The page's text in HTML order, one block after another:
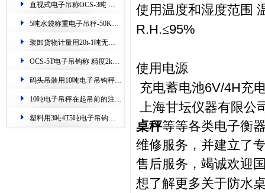
直视式电子吊称OCS-3吨 带吊具 检测证书
5吨水袋称重电子吊秤-50KN无线数传钩秤
装卸货物计量用20t-1吨无线带打印电子吊秤
OCS-5T电子吊钩称 精度2kg防锈防碰
码头吊装用10吨电子吊钩秤.过载自动保护
10吨电子吊秤在起吊前的注意事项.安全提示
塑料用3吨4T5吨电子吊钩秤.称重准,零误差
使用温度和湿度范围
R.H.≤95%
使用电源
充电蓄电池6V/4H充
上海甘坛仪器有限公
桌秤等等各类电子衡
维修服务，并建立了
售后服务，竭诚欢迎
想了解更多关于防水